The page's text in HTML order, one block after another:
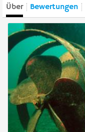
Über Bewertungen